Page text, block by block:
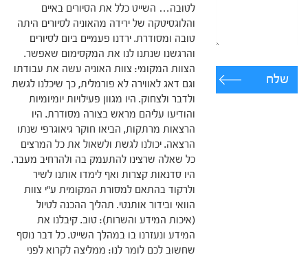
שלח
לטובה… השייט כלל את הסיורים באיים
והלוגסיטקה של ירידה מהאוניה לסיורים היתה
טובה ומסודרת. ירדנו פעמיים ביום לסיורים
והרגשנו שנתנו לנו את המקסימום שאפשר.
הצוות המקומי: צוות האוניה עשה את עבודתו
וגם דאג לאווירה לא פורמלית, כך שיכלנו לגשת
ולדבר ולצחוק. היו מגוון פעילויות יומיומיות
והודיעו עליהם מראש בצורה מסודרת. היו
הרצאות מרתקות, הביאו חוקר גיאוגרפי שנתו
הרצאה. יכולנו לגשת ולשאול את כל המרצים
כל שאלה שרצינו להתעמק בה ולהרחיב מעבר.
היו סדנאות קצרות ואף לימדו אותנו לשיר
ולרקוד בהתאם למסורת המקומית ע"י צוות
הוואי ובידור אותנטי. תהליך ההכנה לטיול
(איכות המידע והשרות): טוב. קיבלנו את
המידע ונעזרנו בו במהלך השייט. כל דבר נוסף
שחשוב לכם לומר לנו: ממליצה לקרוא לפני